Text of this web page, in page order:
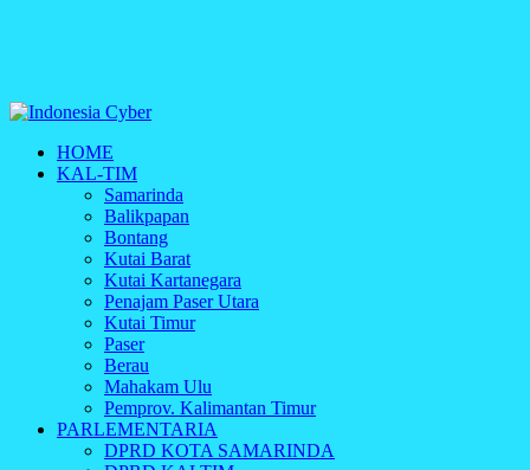
Indonesia Cyber
Media Cetak, Online & Streaming
HOME
KAL-TIM
Samarinda
Balikpapan
Bontang
Kutai Barat
Kutai Kartanegara
Penajam Paser Utara
Kutai Timur
Paser
Berau
Mahakam Ulu
Pemprov. Kalimantan Timur
PARLEMENTARIA
DPRD KOTA SAMARINDA